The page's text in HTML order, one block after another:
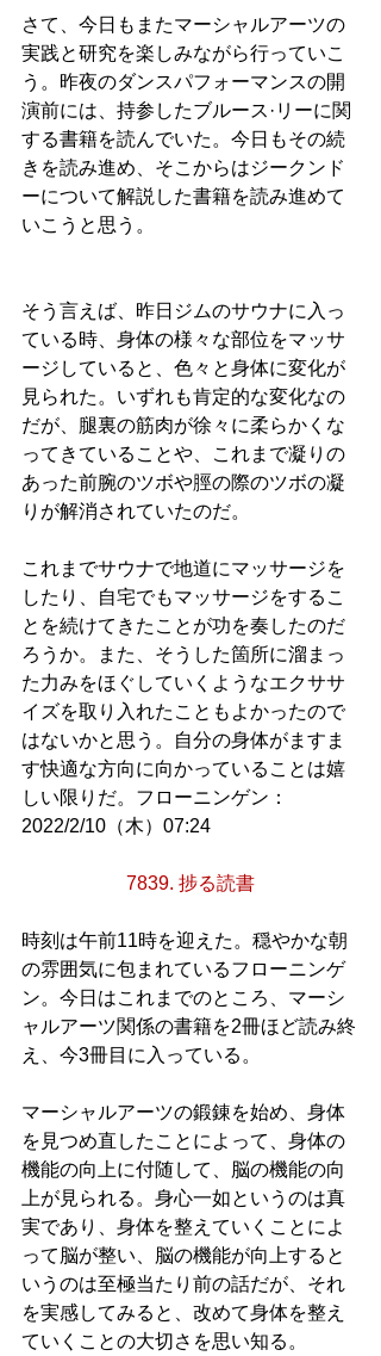
さて、今日もまたマーシャルアーツの
実践と研究を楽しみながら行っていこ
う。昨夜のダンスパフォーマンスの開
演前には、持参したブルース·リーに関
する書籍を読んでいた。今日もその続
きを読み進め、そこからはジークンド
ーについて解説した書籍を読み進めて
いこうと思う。
そう言えば、昨日ジムのサウナに入っ
ている時、身体の様々な部位をマッサ
ージしていると、色々と身体に変化が
見られた。いずれも肯定的な変化なの
だが、腿裏の筋肉が徐々に柔らかくな
ってきていることや、これまで凝りの
あった前腕のツボや脛の際のツボの凝
りが解消されていたのだ。
これまでサウナで地道にマッサージを
したり、自宅でもマッサージをするこ
とを続けてきたことが功を奏したのだ
ろうか。また、そうした箇所に溜まっ
た力みをほぐしていくようなエクササ
イズを取り入れたこともよかったので
はないかと思う。自分の身体がますま
す快適な方向に向かっていることは嬉
しい限りだ。フローニンゲン：
2022/2/10（木）07:24
7839. 捗る読書
時刻は午前11時を迎えた。穏やかな朝
の雰囲気に包まれているフローニンゲ
ン。今日はこれまでのところ、マーシ
ャルアーツ関係の書籍を2冊ほど読み終
え、今3冊目に入っている。
マーシャルアーツの鍛錬を始め、身体
を見つめ直したことによって、身体の
機能の向上に付随して、脳の機能の向
上が見られる。身心一如というのは真
実であり、身体を整えていくことによ
って脳が整い、脳の機能が向上すると
いうのは至極当たり前の話だが、それ
を実感してみると、改めて身体を整え
ていくことの大切さを思い知る。